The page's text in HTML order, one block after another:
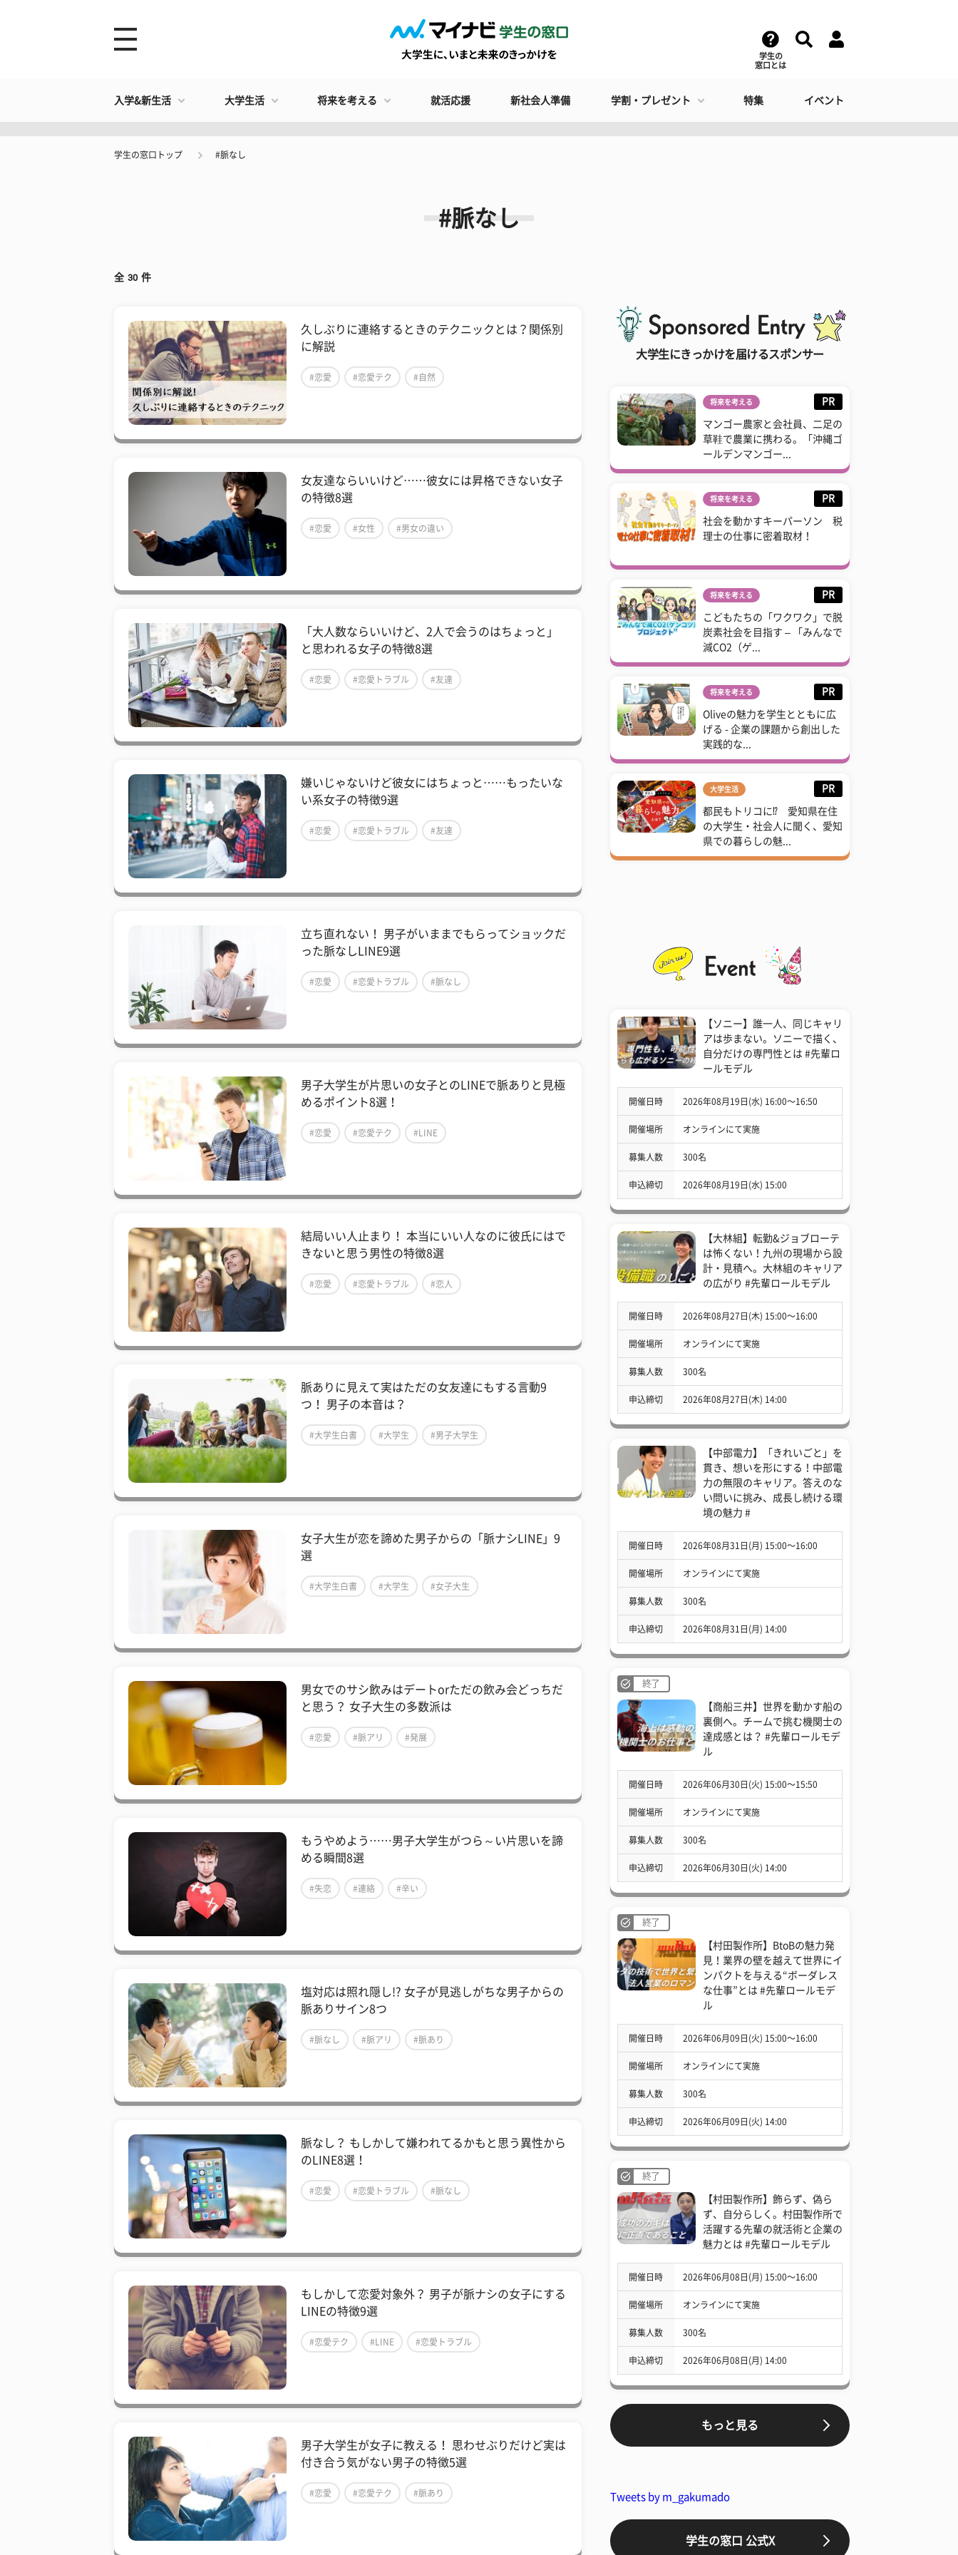
学生の
窓口とは
入学&新生活 大学生活 将来を考える 就活応援 新社会人準備 学割・プレゼント 特集 イベント
学生の窓口トップ #脈なし
#脈なし
全 30 件
久しぶりに連絡するときのテクニックとは？関係別
に解説
#恋愛 #恋愛テク #自然
女友達ならいいけど……彼女には昇格できない女子
の特徴8選
#恋愛 #女性 #男女の違い
「大人数ならいいけど、2人で会うのはちょっと」
と思われる女子の特徴8選
#恋愛 #恋愛トラブル #友達
嫌いじゃないけど彼女にはちょっと……もったいな
い系女子の特徴9選
#恋愛 #恋愛トラブル #友達
立ち直れない！ 男子がいままでもらってショックだ
った脈なしLINE9選
#恋愛 #恋愛トラブル #脈なし
男子大学生が片思いの女子とのLINEで脈ありと見極
めるポイント8選！
#恋愛 #恋愛テク #LINE
結局いい人止まり！ 本当にいい人なのに彼氏にはで
きないと思う男性の特徴8選
#恋愛 #恋愛トラブル #恋人
脈ありに見えて実はただの女友達にもする言動9
つ！ 男子の本音は？
#大学生白書 #大学生 #男子大学生
女子大生が恋を諦めた男子からの「脈ナシLINE」9
選
#大学生白書 #大学生 #女子大生
男女でのサシ飲みはデートorただの飲み会どっちだ
と思う？ 女子大生の多数派は
#恋愛 #脈アリ #発展
もうやめよう……男子大学生がつら～い片思いを諦
める瞬間8選
#失恋 #連絡 #辛い
塩対応は照れ隠し!? 女子が見逃しがちな男子からの
脈ありサイン8つ
#脈なし #脈アリ #脈あり
脈なし？ もしかして嫌われてるかもと思う異性から
のLINE8選！
#恋愛 #恋愛トラブル #脈なし
もしかして恋愛対象外？ 男子が脈ナシの女子にする
LINEの特徴9選
#恋愛テク #LINE #恋愛トラブル
男子大学生が女子に教える！ 思わせぶりだけど実は
付き合う気がない男子の特徴5選
#恋愛 #恋愛テク #脈あり
大学生にきっかけを届けるスポンサー
将来を考える PR
マンゴー農家と会社員、二足の
草鞋で農業に携わる。「沖縄ゴ
ールデンマンゴー...
将来を考える PR
社会を動かすキーパーソン 税
理士の仕事に密着取材！
将来を考える PR
こどもたちの「ワクワク」で脱
炭素社会を目指す – 「みんなで
減CO2（ゲ...
将来を考える PR
Oliveの魅力を学生とともに広
げる - 企業の課題から創出した
実践的な...
大学生活 PR
都民もトリコに⁉ 愛知県在住
の大学生・社会人に聞く、愛知
県での暮らしの魅...
【ソニー】誰一人、同じキャリ
アは歩まない。ソニーで描く、
自分だけの専門性とは #先輩ロ
ールモデル
開催日時 2026年08月19日(水) 16:00〜16:50
開催場所 オンラインにて実施
募集人数 300名
申込締切 2026年08月19日(水) 15:00
【大林組】転勤&ジョブローテ
は怖くない！九州の現場から設
計・見積へ。大林組のキャリア
の広がり #先輩ロールモデル
開催日時 2026年08月27日(木) 15:00〜16:00
開催場所 オンラインにて実施
募集人数 300名
申込締切 2026年08月27日(木) 14:00
【中部電力】「きれいごと」を
貫き、想いを形にする！中部電
力の無限のキャリア。答えのな
い問いに挑み、成長し続ける環
境の魅力 #
開催日時 2026年08月31日(月) 15:00〜16:00
開催場所 オンラインにて実施
募集人数 300名
申込締切 2026年08月31日(月) 14:00
終了
【商船三井】世界を動かす船の
裏側へ。チームで挑む機関士の
達成感とは？ #先輩ロールモデ
ル
開催日時 2026年06月30日(火) 15:00〜15:50
開催場所 オンラインにて実施
募集人数 300名
申込締切 2026年06月30日(火) 14:00
終了
【村田製作所】BtoBの魅力発
見！業界の壁を越えて世界にイ
ンパクトを与える“ボーダレス
な仕事”とは #先輩ロールモデ
ル
開催日時 2026年06月09日(火) 15:00〜16:00
開催場所 オンラインにて実施
募集人数 300名
申込締切 2026年06月09日(火) 14:00
終了
【村田製作所】飾らず、偽ら
ず、自分らしく。村田製作所で
活躍する先輩の就活術と企業の
魅力とは #先輩ロールモデル
開催日時 2026年06月08日(月) 15:00〜16:00
開催場所 オンラインにて実施
募集人数 300名
申込締切 2026年06月08日(月) 14:00
もっと見る
Tweets by m_gakumado
学生の窓口 公式X